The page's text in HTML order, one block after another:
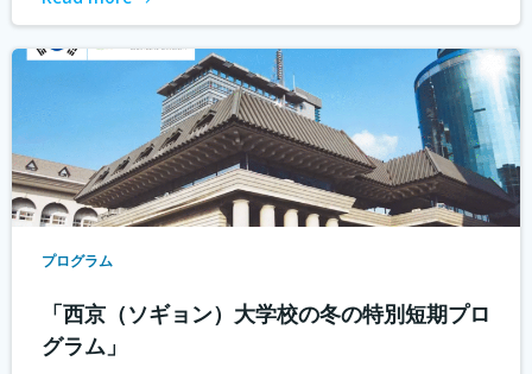
プログラム
「西京（ソギョン）大学校の冬の特別短期プロ
グラム」